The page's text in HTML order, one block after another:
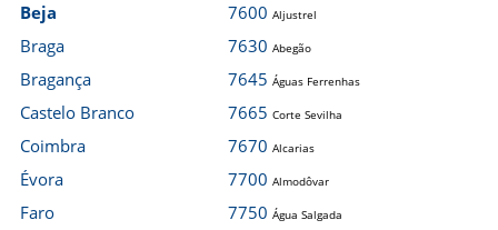
Beja
Braga
Bragança
Castelo Branco
Coimbra
Évora
Faro
7600 Aljustrel
7630 Abegão
7645 Águas Ferrenhas
7665 Corte Sevilha
7670 Alcarias
7700 Almodôvar
7750 Água Salgada